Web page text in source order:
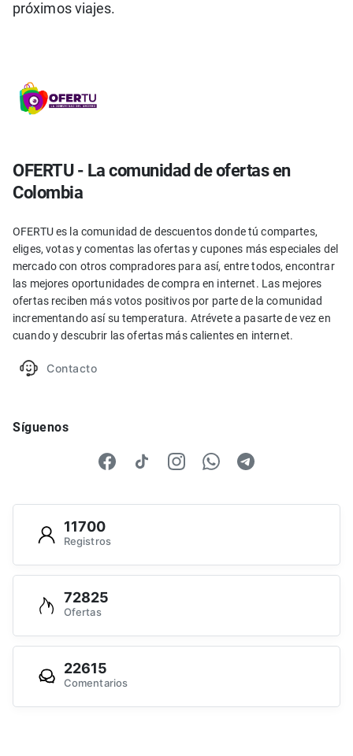
próximos viajes.
OFERTU - La comunidad de ofertas en
Colombia
OFERTU es la comunidad de descuentos donde tú compartes,
eliges, votas y comentas las ofertas y cupones más especiales del
mercado con otros compradores para así, entre todos, encontrar
las mejores oportunidades de compra en internet. Las mejores
ofertas reciben más votos positivos por parte de la comunidad
incrementando así su temperatura. Atrévete a pasarte de vez en
cuando y descubrir las ofertas más calientes en internet.
Contacto
Síguenos
11700
Registros
72825
Ofertas
22615
Comentarios